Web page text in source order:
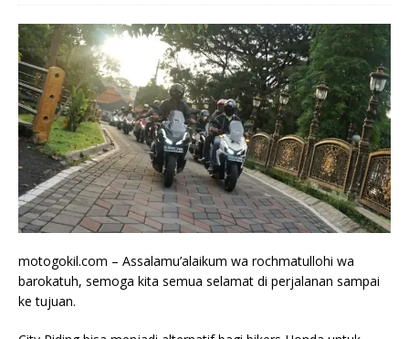
motogokil.com – Assalamu’alaikum wa rochmatullohi wa
barokatuh, semoga kita semua selamat di perjalanan sampai
ke tujuan.